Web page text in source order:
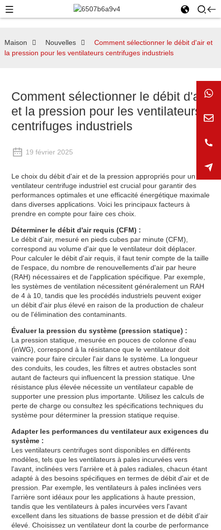
Maison Nouvelles
Comment sélectionner le débit d'air et
la pression pour les ventilateurs centrifuges industriels
Comment sélectionner le débit d'air
et la pression pour les ventilateurs
centrifuges industriels
19 février 2025
Le choix du débit d'air et de la pression appropriés pour un
ventilateur centrifuge industriel est crucial pour garantir des
performances optimales et une efficacité énergétique maximale
dans diverses applications. Voici les principaux facteurs à
prendre en compte pour faire ces choix.
Déterminer le débit d'air requis (CFM) :
Le débit d'air, mesuré en pieds cubes par minute (CFM),
correspond au volume d'air que le ventilateur doit déplacer.
Pour calculer le débit d'air requis, il faut tenir compte de la taille
de l'espace, du nombre de renouvellements d'air par heure
(RAH) nécessaires et de l'application spécifique. Par exemple,
les systèmes de ventilation nécessitent généralement un RAH
de 4 à 10, tandis que les procédés industriels peuvent exiger
un débit d'air plus élevé en raison de la production de chaleur
ou de l'élimination des contaminants.
Évaluer la pression du système (pression statique) :
La pression statique, mesurée en pouces de colonne d'eau
(inWG), correspond à la résistance que le ventilateur doit
vaincre pour faire circuler l'air dans le système. La longueur
des conduits, les coudes, les filtres et autres obstacles sont
autant de facteurs qui influencent la pression statique. Une
résistance plus élevée nécessite un ventilateur capable de
supporter une pression plus importante. Utilisez les calculs de
perte de charge ou consultez les spécifications techniques du
système pour déterminer la pression statique requise.
Adapter les performances du ventilateur aux exigences du
système :
Les ventilateurs centrifuges sont disponibles en différents
modèles, tels que les ventilateurs à pales incurvées vers
l'avant, inclinées vers l'arrière et à pales radiales, chacun étant
adapté à des besoins spécifiques en termes de débit d'air et de
pression. Par exemple, les ventilateurs à pales inclinées vers
l'arrière sont idéaux pour les applications à haute pression,
tandis que les ventilateurs à pales incurvées vers l'avant
excellent dans les situations de basse pression et de débit d'air
élevé. Choisissez un ventilateur dont la courbe de performance